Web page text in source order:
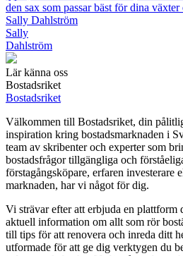
den sax som passar bäst för dina
Sally Dahlström
Sally
Dahlström
Lär känna oss
Bostadsriket
Bostadsriket
Välkommen till Bostadsriket, din
inspiration kring bostadsmarknaden i
team av skribenter och experter som
bostadsfrågor tillgängliga och
förstagångsköpare, erfaren investerare
marknaden, har vi något för dig.
Vi strävar efter att erbjuda en plattform
aktuell information om allt som rör
till tips för att renovera och inreda ditt
utformade för att ge dig verktygen du